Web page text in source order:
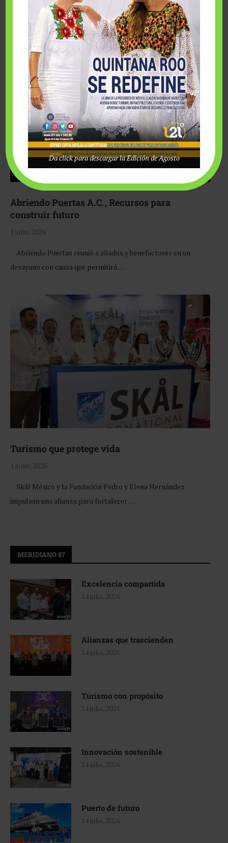
Fairmont Mayakoba y Make-A-Wish México unieron
esfuerzos para hacer realidad el deseo de una …
Abriendo Puertas A.C., Recursos para
construir futuro
1 julio, 2026
Abriendo Puertas reunió a aliados y benefactores en un
desayuno con causa que permitirá …
Turismo que protege vida
1 junio, 2026
Skål México y la Fundación Pedro y Elena Hernández
impulsan una alianza para fortalecer …
MERIDIANO 87
Excelencia compartida
14 julio, 2026
Alianzas que trascienden
14 julio, 2026
Turismo con propósito
14 julio, 2026
Innovación sostenible
14 julio, 2026
Puerto de futuro
14 julio, 2026
Da click para descargar la Edición de Agosto